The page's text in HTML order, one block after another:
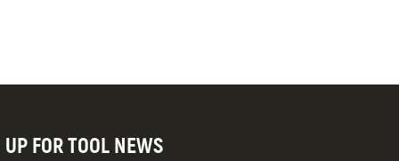
UP FOR TOOL NEWS